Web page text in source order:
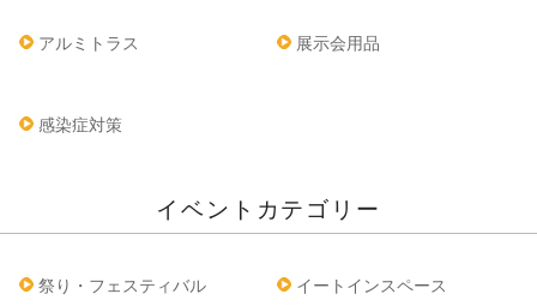
アルミトラス 展示会用品
感染症対策
イベントカテゴリー
祭り・フェスティバル イートインスペース